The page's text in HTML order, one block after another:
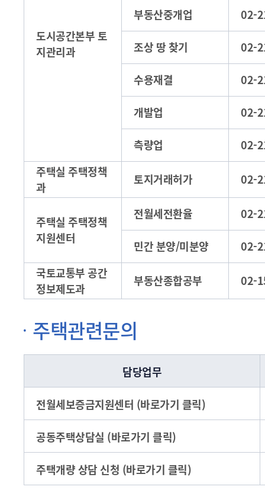
도시공간본부 토
지관리과
부동산중개업
02-
조상 땅 찾기 02-
수용재결 02-
개발업 02-
측량업
02-
주택실 주택정책
과
토지거래허가 02-
주택실 주택정책
지원센터
전월세전환율 02-
민간 분양/미분양
02-
국토교통부 공간
정보제도과
부동산종합공부 02-
주택관련문의
담당업무
전월세보증금지원센터 (바로가기 클릭)
공동주택상담실 (바로가기 클릭)
주택개량 상담 신청 (바로가기 클릭)